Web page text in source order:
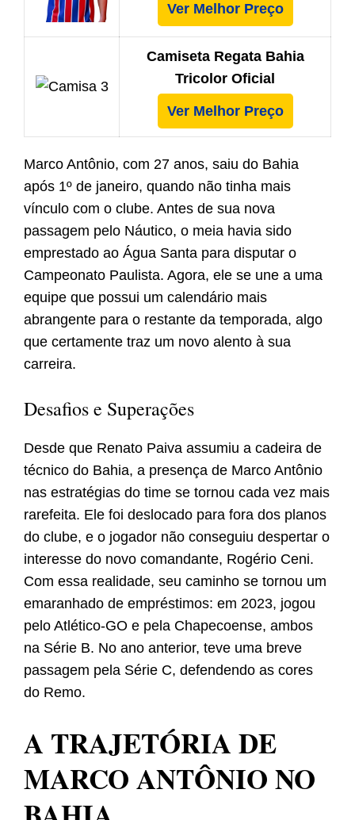
Ver Melhor Preço
Camiseta Regata Bahia
Tricolor Oficial
Ver Melhor Preço
Marco Antônio, com 27 anos, saiu do Bahia
após 1º de janeiro, quando não tinha mais
vínculo com o clube. Antes de sua nova
passagem pelo Náutico, o meia havia sido
emprestado ao Água Santa para disputar o
Campeonato Paulista. Agora, ele se une a uma
equipe que possui um calendário mais
abrangente para o restante da temporada, algo
que certamente traz um novo alento à sua
carreira.
Desafios e Superações
Desde que Renato Paiva assumiu a cadeira de
técnico do Bahia, a presença de Marco Antônio
nas estratégias do time se tornou cada vez mais
rarefeita. Ele foi deslocado para fora dos planos
do clube, e o jogador não conseguiu despertar o
interesse do novo comandante, Rogério Ceni.
Com essa realidade, seu caminho se tornou um
emaranhado de empréstimos: em 2023, jogou
pelo Atlético-GO e pela Chapecoense, ambos
na Série B. No ano anterior, teve uma breve
passagem pela Série C, defendendo as cores
do Remo.
A TRAJETÓRIA DE
MARCO ANTÔNIO NO